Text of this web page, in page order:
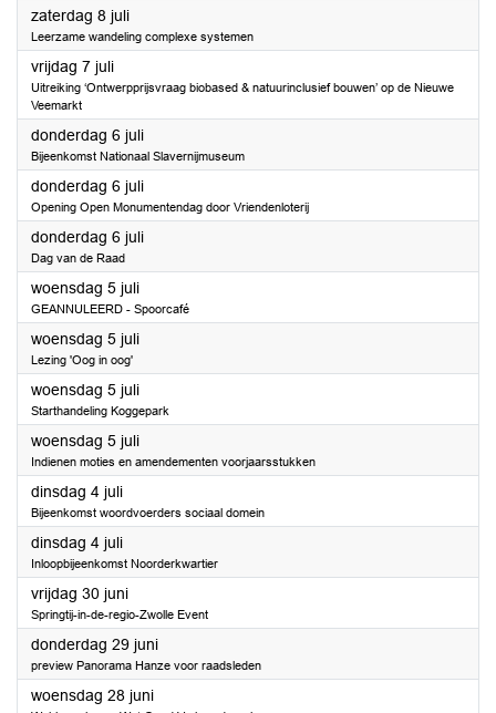
zaterdag 8 juli2023
Leerzame wandeling complexe systemen
vrijdag 7 juli2023
Uitreiking ‘Ontwerpprijsvraag biobased & natuurinclusief bouwen’ op de Nieuwe
Veemarkt
donderdag 6 juli2023
Bijeenkomst Nationaal Slavernijmuseum
donderdag 6 juli2023
Opening Open Monumentendag door Vriendenloterij
donderdag 6 juli2023
Dag van de Raad
woensdag 5 juli2023
GEANNULEERD - Spoorcafé
woensdag 5 juli2023
Lezing 'Oog in oog'
woensdag 5 juli2023
Starthandeling Koggepark
woensdag 5 juli2023
Indienen moties en amendementen voorjaarsstukken
dinsdag 4 juli2023
Bijeenkomst woordvoerders sociaal domein
dinsdag 4 juli2023
Inloopbijeenkomst Noorderkwartier
vrijdag 30 juni2023
Springtij-in-de-regio-Zwolle Event
donderdag 29 juni2023
preview Panorama Hanze voor raadsleden
woensdag 28 juni2023